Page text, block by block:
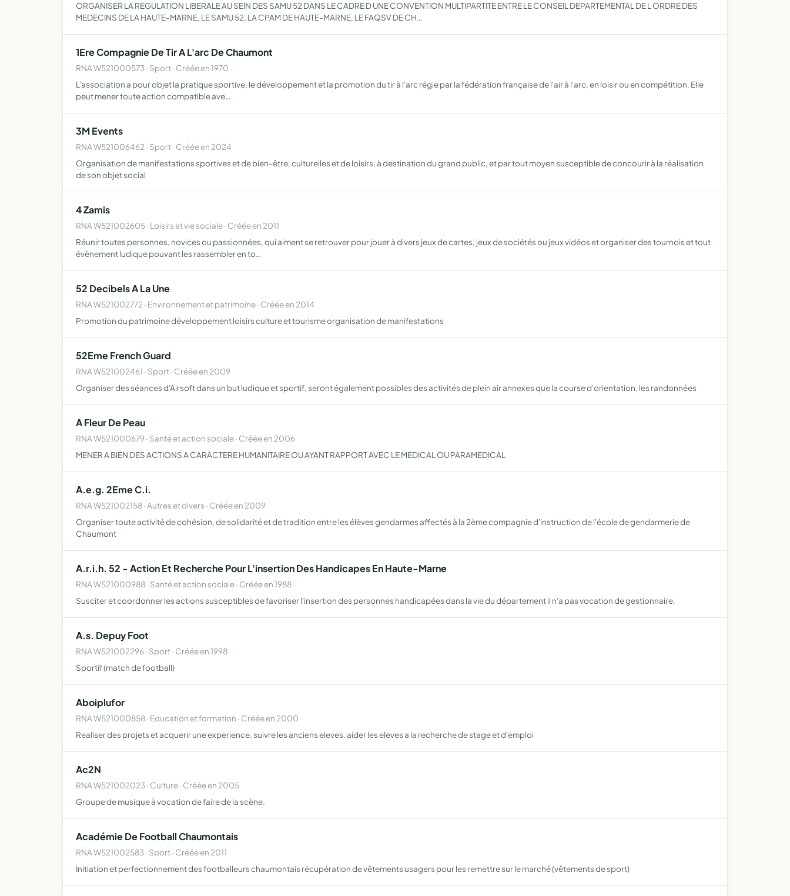
ORGANISER LA REGULATION LIBERALE AU SEIN DES SAMU 52 DANS LE CADRE D UNE CONVENTION MULTIPARTITE ENTRE LE CONSEIL DEPARTEMENTAL DE L ORDRE DES
MEDECINS DE LA HAUTE-MARNE, LE SAMU 52, LA CPAM DE HAUTE-MARNE, LE FAQSV DE CH…
1Ere Compagnie De Tir A L'arc De Chaumont
RNA W521000573 · Sport · Créée en 1970
L'association a pour objet la pratique sportive, le développement et la promotion du tir à l'arc régie par la fédération française de l'air à l'arc, en loisir ou en compétition. Elle
peut mener toute action compatible ave…
3M Events
RNA W521006462 · Sport · Créée en 2024
Organisation de manifestations sportives et de bien-être, culturelles et de loisirs, à destination du grand public, et par tout moyen susceptible de concourir à la réalisation
de son objet social
4 Zamis
RNA W521002605 · Loisirs et vie sociale · Créée en 2011
Réunir toutes personnes, novices ou passionnées, qui aiment se retrouver pour jouer à divers jeux de cartes, jeux de sociétés ou jeux vidéos et organiser des tournois et tout
évènement ludique pouvant les rassembler en to…
52 Decibels A La Une
RNA W521002772 · Environnement et patrimoine · Créée en 2014
Promotion du patrimoine développement loisirs culture et tourisme organisation de manifestations
52Eme French Guard
RNA W521002461 · Sport · Créée en 2009
Organiser des séances d'Airsoft dans un but ludique et sportif, seront également possibles des activités de plein air annexes que la course d'orientation, les randonnées
A Fleur De Peau
RNA W521000679 · Santé et action sociale · Créée en 2006
MENER A BIEN DES ACTIONS A CARACTERE HUMANITAIRE OU AYANT RAPPORT AVEC LE MEDICAL OU PARAMEDICAL
A.e.g. 2Eme C.i.
RNA W521002158 · Autres et divers · Créée en 2009
Organiser toute activité de cohésion, de solidarité et de tradition entre les élèves gendarmes affectés à la 2ème compagnie d'instruction de l'école de gendarmerie de
Chaumont
A.r.i.h. 52 - Action Et Recherche Pour L'insertion Des Handicapes En Haute-Marne
RNA W521000988 · Santé et action sociale · Créée en 1988
Susciter et coordonner les actions susceptibles de favoriser l'insertion des personnes handicapées dans la vie du département il n'a pas vocation de gestionnaire.
A.s. Depuy Foot
RNA W521002296 · Sport · Créée en 1998
Sportif (match de football)
Aboiplufor
RNA W521000858 · Education et formation · Créée en 2000
Realiser des projets et acquerir une experience. suivre les anciens eleves. aider les eleves a la recherche de stage et d'emploi
Ac2N
RNA W521002023 · Culture · Créée en 2005
Groupe de musique à vocation de faire de la scène.
Académie De Football Chaumontais
RNA W521002583 · Sport · Créée en 2011
Initiation et perfectionnement des footballeurs chaumontais récupération de vêtements usagers pour les remettre sur le marché (vêtements de sport)